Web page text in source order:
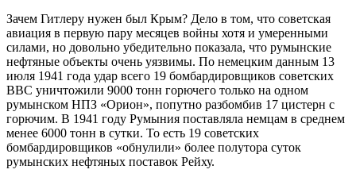
Зачем Гитлеру нужен был Крым? Дело в том, что советская
авиация в первую пару месяцев войны хотя и умеренными
силами, но довольно убедительно показала, что румынские
нефтяные объекты очень уязвимы. По немецким данным 13
июля 1941 года удар всего 19 бомбардировщиков советских
ВВС уничтожили 9000 тонн горючего только на одном
румынском НПЗ «Орион», попутно разбомбив 17 цистерн с
горючим. В 1941 году Румыния поставляла немцам в среднем
менее 6000 тонн в сутки. То есть 19 советских
бомбардировщиков «обнулили» более полутора суток
румынских нефтяных поставок Рейху.